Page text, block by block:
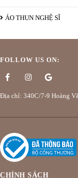
ÁO THUN NGHỆ SĨ
FOLLOW US ON:
Địa chỉ: 340C/7-9 Hoàng
CHÍNH SÁCH